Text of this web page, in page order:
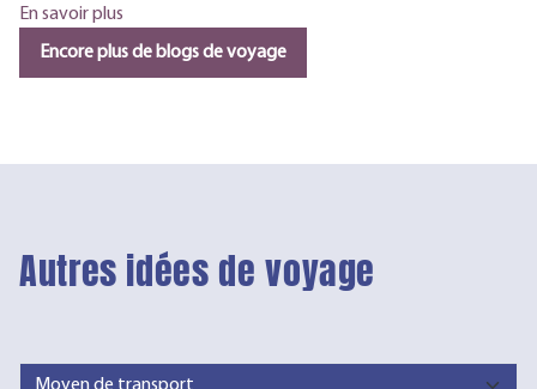
En savoir plus
Encore plus de blogs de voyage
Autres idées de voyage